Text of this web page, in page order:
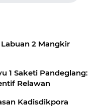
2 Mangkir
1 Saketi Pandeglang:
Relawan
Kadisdikpora